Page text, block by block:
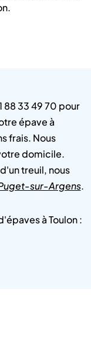
88 33 49 70 pour
épave à
frais. Nous
domicile.
treuil, nous
sur-Argens.
à Toulon :